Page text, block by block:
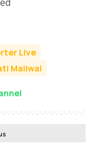
Live
Maliwal